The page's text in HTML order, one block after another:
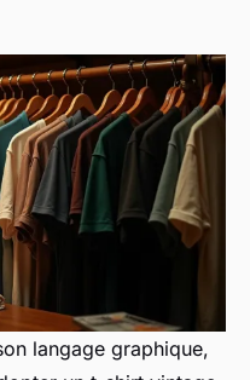
langage graphique,